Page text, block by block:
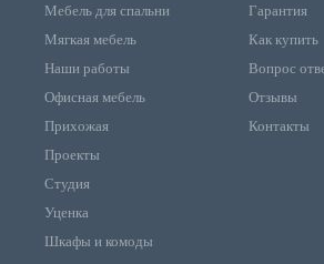
Мебель для спальни
Мягкая мебель
Наши работы
Офисная мебель
Прихожая
Проекты
Студия
Уценка
Шкафы и комоды
Гарантия
Как купить
Вопрос
Отзывы
Контакты